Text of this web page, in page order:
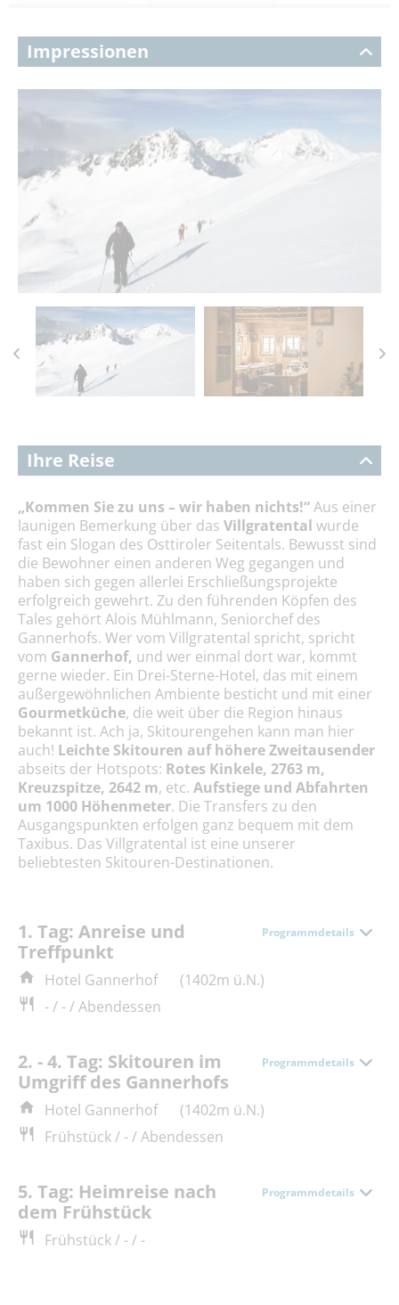
Impressionen
Ihre Reise
„Kommen Sie zu uns – wir haben nichts!“Aus einer
launigen Bemerkung über das Villgratental wurde
fast ein Slogan des Osttiroler Seitentals. Bewusst sind
die Bewohner einen anderen Weg gegangen und
haben sich gegen allerlei Erschließungsprojekte
erfolgreich gewehrt. Zu den führenden Köpfen des
Tales gehört Alois Mühlmann, Seniorchef des
Gannerhofs. Wer vom Villgratental spricht, spricht
vom Gannerhof, und wer einmal dort war, kommt
gerne wieder. Ein Drei-Sterne-Hotel, das mit einem
außergewöhnlichen Ambiente besticht und mit einer
Gourmetküche, die weit über die Region hinaus
bekannt ist. Ach ja, Skitourengehen kann man hier
auch! Leichte Skitouren auf höhere Zweitausender
abseits der Hotspots: Rotes Kinkele, 2763 m,
Kreuzspitze, 2642 m, etc. Aufstiege und Abfahrten
um 1000 Höhenmeter. Die Transfers zu den
Ausgangspunkten erfolgen ganz bequem mit dem
Taxibus. Das Villgratental ist eine unserer
beliebtesten Skitouren-Destinationen.
1. Tag: Anreise und
Treffpunkt
Programmdetails
Hotel Gannerhof
(1402m ü.N.)
- / - / Abendessen
2. - 4. Tag: Skitouren im
Umgriff des Gannerhofs
Programmdetails
Hotel Gannerhof
(1402m ü.N.)
Frühstück / - / Abendessen
5. Tag: Heimreise nach
dem Frühstück
Programmdetails
Frühstück / - / -